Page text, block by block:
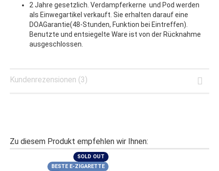
2 Jahre gesetzlich. Verdampferkerne und Pod werden
als Einwegartikel verkauft. Sie erhalten darauf eine
DOAGarantie(48-Stunden, Funktion bei Eintreffen).
Benutzte und entsiegelte Ware ist von der Rücknahme
ausgeschlossen.
Kundenrezensionen (3)
Zu diesem Produkt empfehlen wir Ihnen:
SOLD OUT
BESTE E-ZIGARETTE